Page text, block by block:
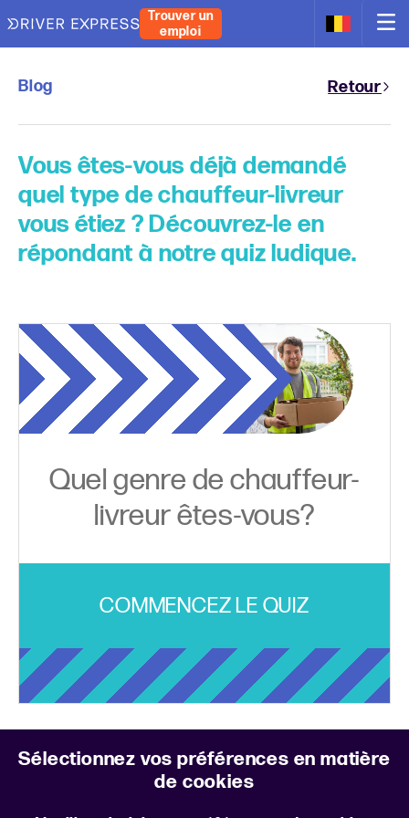
Sélectionnez vos préférences en matière
de cookies
Trouver un
emploi
Blog Retour
Vous êtes-vous déjà demandé
quel type de chauffeur-livreur
vous étiez ? Découvrez-le en
répondant à notre quiz ludique.
Quel genre de chauffeur-
livreur êtes-vous?
COMMENCEZ LE QUIZ
Lancez votre recherche pour trouver votre
prochain emploi